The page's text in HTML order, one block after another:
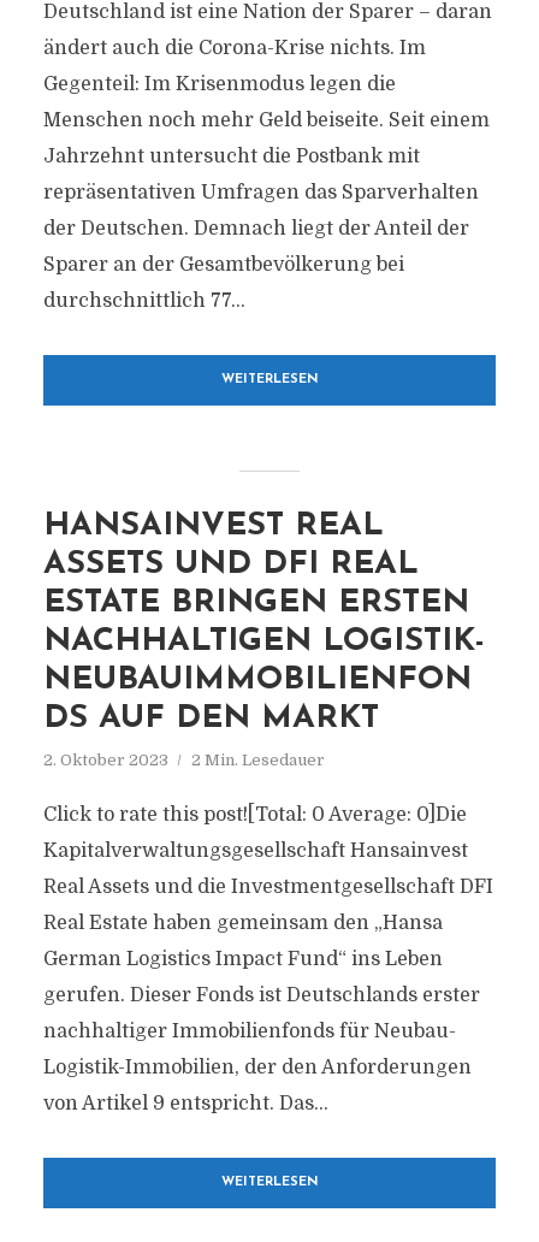
Deutschland ist eine Nation der Sparer – daran
ändert auch die Corona-Krise nichts. Im
Gegenteil: Im Krisenmodus legen die
Menschen noch mehr Geld beiseite. Seit einem
Jahrzehnt untersucht die Postbank mit
repräsentativen Umfragen das Sparverhalten
der Deutschen. Demnach liegt der Anteil der
Sparer an der Gesamtbevölkerung bei
durchschnittlich 77...
WEITERLESEN
HANSAINVEST REAL
ASSETS UND DFI REAL
ESTATE BRINGEN ERSTEN
NACHHALTIGEN LOGISTIK-
NEUBAUIMMOBILIENFON
DS AUF DEN MARKT
2. Oktober 2023 2 Min. Lesedauer
Click to rate this post![Total: 0 Average: 0]Die
Kapitalverwaltungsgesellschaft Hansainvest
Real Assets und die Investmentgesellschaft DFI
Real Estate haben gemeinsam den „Hansa
German Logistics Impact Fund“ ins Leben
gerufen. Dieser Fonds ist Deutschlands erster
nachhaltiger Immobilienfonds für Neubau-
Logistik-Immobilien, der den Anforderungen
von Artikel 9 entspricht. Das...
WEITERLESEN